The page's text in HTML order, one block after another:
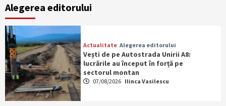
Alegerea editorului
Actualitate Alegerea editorului
Vești de pe Autostrada Unirii A8:
lucrările au început în forță pe
sectorul montan
07/08/2026 Ilinca Vasilescu